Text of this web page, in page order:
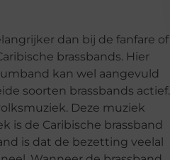
dan bij de fanfare of
brassbands. Hier
kan wel aangevuld
soorten brassbands actief.
Deze muziek
is de Caribische brassband
is dat de bezetting veelal